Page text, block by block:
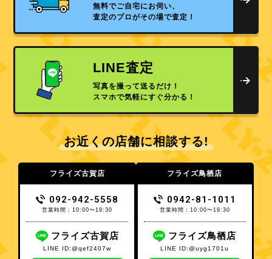
無料でご自宅にお伺い、
査定のプロがその場で査定！
LINE査定
写真を撮って送るだけ！
スマホで気軽にすぐ分かる！
お近くの店舗に相談する!
フライズ古賀店
092-942-5558
営業時間：10:00〜19:30
フライズ古賀店
LINE ID:@qef2407w
フライズ鳥栖店
0942-81-1011
営業時間：10:00〜19:30
フライズ鳥栖店
LINE ID:@uyg1701u